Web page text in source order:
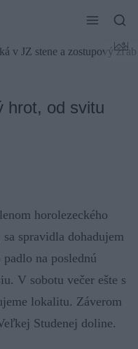
hrot, od svitu
horolezeckého
spravidla dohadujem
na poslednú
V sobotu večer ešte s
lokalitu. Záverom
Studenej doline.